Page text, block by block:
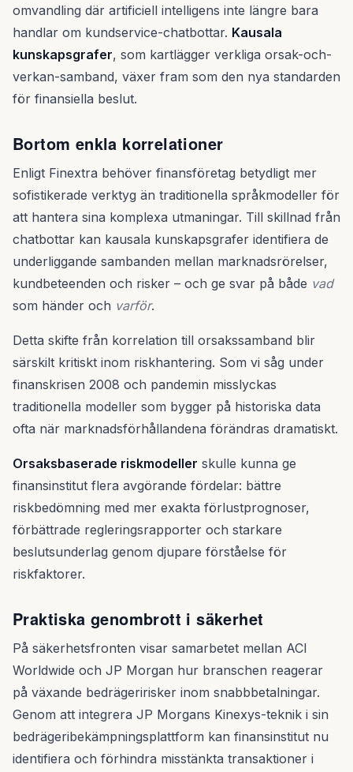
omvandling där artificiell intelligens inte längre bara
handlar om kundservice-chatbottar. Kausala
kunskapsgrafer, som kartlägger verkliga orsak-och-
verkan-samband, växer fram som den nya standarden
för finansiella beslut.
Bortom enkla korrelationer
Enligt Finextra behöver finansföretag betydligt mer
sofistikerade verktyg än traditionella språkmodeller för
att hantera sina komplexa utmaningar. Till skillnad från
chatbottar kan kausala kunskapsgrafer identifiera de
underliggande sambanden mellan marknadsrörelser,
kundbeteenden och risker – och ge svar på både vad
som händer och varför.
Detta skifte från korrelation till orsakssamband blir
särskilt kritiskt inom riskhantering. Som vi såg under
finanskrisen 2008 och pandemin misslyckas
traditionella modeller som bygger på historiska data
ofta när marknadsförhållandena förändras dramatiskt.
Orsaksbaserade riskmodeller skulle kunna ge
finansinstitut flera avgörande fördelar: bättre
riskbedömning med mer exakta förlustprognoser,
förbättrade regleringsrapporter och starkare
beslutsunderlag genom djupare förståelse för
riskfaktorer.
Praktiska genombrott i säkerhet
På säkerhetsfronten visar samarbetet mellan ACI
Worldwide och JP Morgan hur branschen reagerar
på växande bedrägeririsker inom snabbbetalningar.
Genom att integrera JP Morgans Kinexys-teknik i sin
bedrägeribekämpningsplattform kan finansinstitut nu
identifiera och förhindra misstänkta transaktioner i